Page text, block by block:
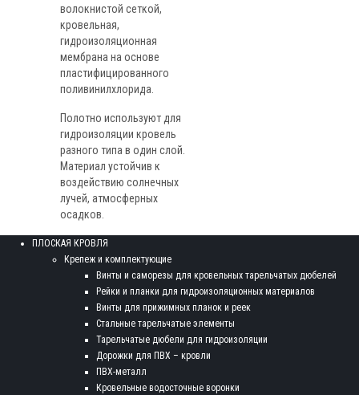
волокнистой сеткой,
кровельная,
гидроизоляционная
мембрана на основе
пластифицированного
поливинилхлорида.
Полотно используют для
гидроизоляции кровель
разного типа в один слой.
Материал устойчив к
воздействию солнечных
лучей, атмосферных
осадков.
ПЛОСКАЯ КРОВЛЯ
Крепеж и комплектующие
Винты и саморезы для кровельных тарельчатых дюбелей
Рейки и планки для гидроизоляционных материалов
Винты для прижимных планок и реек
Стальные тарельчатые элементы
Тарельчатые дюбели для гидроизоляции
Дорожки для ПВХ – кровли
ПВХ-металл
Кровельные водосточные воронки